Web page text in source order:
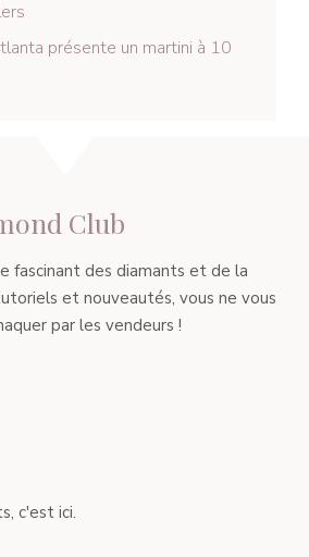
présente un martini à 10
Club
fascinant des diamants et de la
et nouveautés, vous ne vous
par les vendeurs !
c'est ici.